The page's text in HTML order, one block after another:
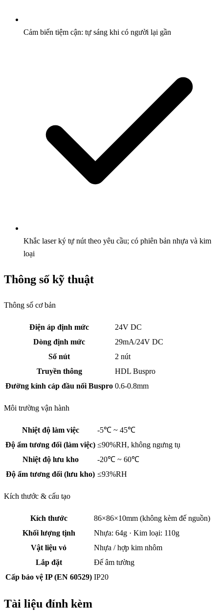
Cảm biến tiệm cận: tự sáng khi có người lại gần
Khắc laser ký tự nút theo yêu cầu; có phiên bản nhựa và kim
loại
Thông số kỹ thuật
Thông số cơ bản
Điện áp định mức
24V DC
Dòng định mức
29mA/24V DC
Số nút
2 nút
Truyền thông
HDL Buspro
Đường kính cáp đầu nối Buspro 0.6-0.8mm
Môi trường vận hành
Nhiệt độ làm việc
-5℃ ~ 45℃
Độ ẩm tương đối (làm việc) ≤90%RH, không ngưng tụ
Nhiệt độ lưu kho
-20℃ ~ 60℃
Độ ẩm tương đối (lưu kho) ≤93%RH
Kích thước & cấu tạo
Kích thước
86×86×10mm (không kèm đế nguồn)
Khối lượng tịnh
Nhựa: 64g · Kim loại: 110g
Vật liệu vỏ
Nhựa / hợp kim nhôm
Lắp đặt
Đế âm tường
Cấp bảo vệ IP (EN 60529) IP20
Tài liệu đính kèm